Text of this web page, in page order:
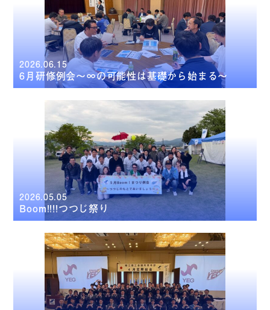
2026.06.15
6月研修例会～∞の可能性は基礎から始まる～
2026.05.05
Boom!!!!つつじ祭り